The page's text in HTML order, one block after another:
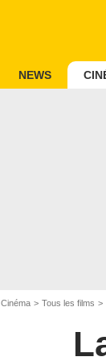
NEWS
Cinéma Tous les films